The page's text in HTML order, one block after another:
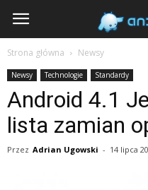
Androidal
Strona główna Newsy
Newsy Technologie Standardy
Android 4.1
lista zamian
Przez Adrian Ugowski - 14 lipca